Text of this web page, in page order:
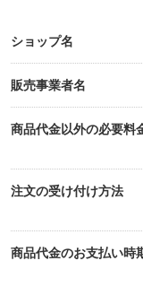
ショップ名
販売事業者名
商品代金以外の必要料
注文の受け付け方法
商品代金のお支払い時